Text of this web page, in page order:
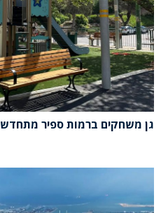
גן משחקים ברמות ספיר מתחדש בעלות